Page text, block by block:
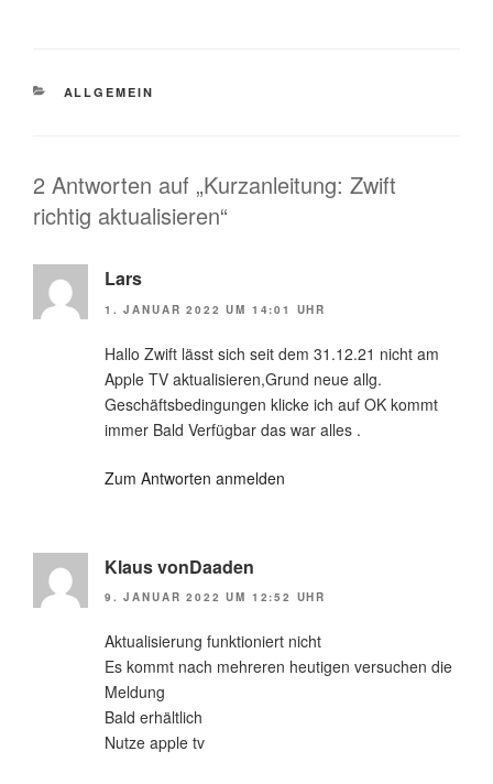
KATEGORIEN
ALLGEMEIN
2 Antworten auf „Kurzanleitung: Zwift
richtig aktualisieren“
Lars
1. JANUAR 2022 UM 14:01 UHR
Hallo Zwift lässt sich seit dem 31.12.21 nicht am
Apple TV aktualisieren,Grund neue allg.
Geschäftsbedingungen klicke ich auf OK kommt
immer Bald Verfügbar das war alles .
Zum Antworten anmelden
Klaus vonDaaden
9. JANUAR 2022 UM 12:52 UHR
Aktualisierung funktioniert nicht
Es kommt nach mehreren heutigen versuchen die
Meldung
Bald erhältlich
Nutze apple tv